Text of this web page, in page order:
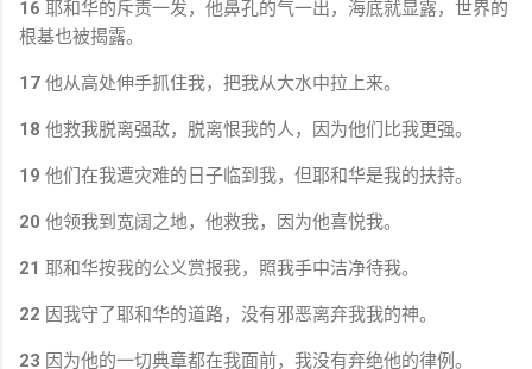
16 耶和华的斥责一发，他鼻孔的气一出，海底就显露，世界的
根基也被揭露。
17 他从高处伸手抓住我，把我从大水中拉上来。
18 他救我脱离强敌，脱离恨我的人，因为他们比我更强。
19 他们在我遭灾难的日子临到我，但耶和华是我的扶持。
20 他领我到宽阔之地，他救我，因为他喜悦我。
21 耶和华按我的公义赏报我，照我手中洁净待我。
22 因我守了耶和华的道路，没有邪恶离弃我我的神。
23 因为他的一切典章都在我面前，我没有弃绝他的律例。